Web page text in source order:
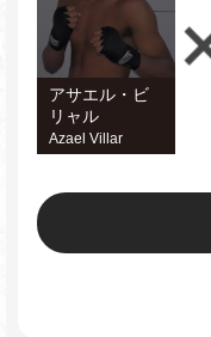
アサエル・ビ
リャル
Azael Villar